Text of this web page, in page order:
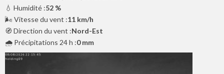
💧 Humidité :52 %
🌬️ Vitesse du vent :11 km/h
🧭 Direction du vent :Nord-Est
🌧️ Précipitations 24 h :0 mm